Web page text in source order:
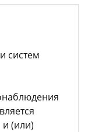
систем
и (или)